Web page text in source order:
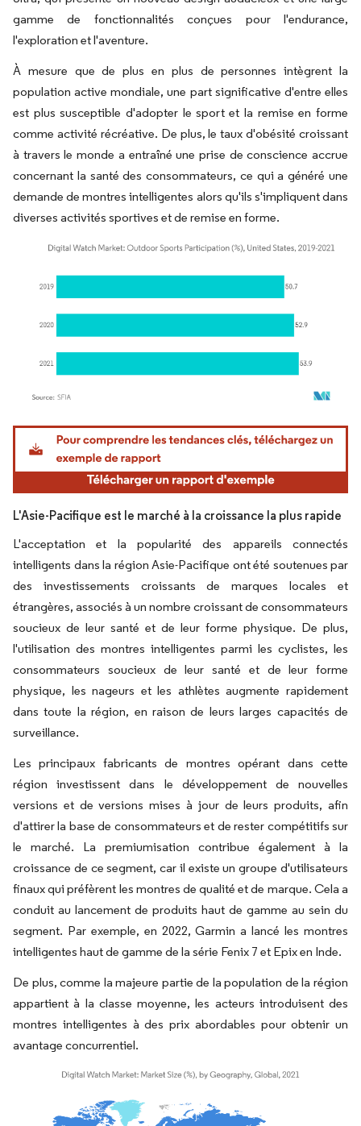
gamme de fonctionnalités conçues pour l'endurance,
l'exploration et l'aventure.
À mesure que de plus en plus de personnes intègrent la
population active mondiale, une part significative d'entre elles
est plus susceptible d'adopter le sport et la remise en forme
comme activité récréative. De plus, le taux d'obésité croissant
à travers le monde a entraîné une prise de conscience accrue
concernant la santé des consommateurs, ce qui a généré une
demande de montres intelligentes alors qu'ils s'impliquent dans
diverses activités sportives et de remise en forme.
Image © Mordor Intelligence. La réutilisation nécessite une attribution sous CC BY
L'Asie-Pacifique est le marché à la croissance la plus rapide
L'acceptation et la popularité des appareils connectés
intelligents dans la région Asie-Pacifique ont été soutenues par
des investissements croissants de marques locales et
étrangères, associés à un nombre croissant de consommateurs
soucieux de leur santé et de leur forme physique. De plus,
l'utilisation des montres intelligentes parmi les cyclistes, les
consommateurs soucieux de leur santé et de leur forme
physique, les nageurs et les athlètes augmente rapidement
dans toute la région, en raison de leurs larges capacités de
surveillance.
Les principaux fabricants de montres opérant dans cette
région investissent dans le développement de nouvelles
versions et de versions mises à jour de leurs produits, afin
d'attirer la base de consommateurs et de rester compétitifs sur
le marché. La premiumisation contribue également à la
croissance de ce segment, car il existe un groupe d'utilisateurs
finaux qui préfèrent les montres de qualité et de marque. Cela a
conduit au lancement de produits haut de gamme au sein du
segment. Par exemple, en 2022, Garmin a lancé les montres
intelligentes haut de gamme de la série Fenix 7 et Epix en Inde.
De plus, comme la majeure partie de la population de la région
appartient à la classe moyenne, les acteurs introduisent des
montres intelligentes à des prix abordables pour obtenir un
avantage concurrentiel.